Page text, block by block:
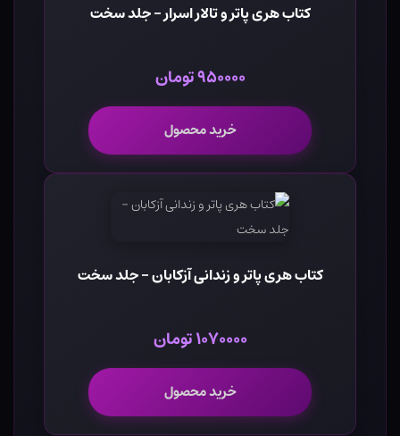
کتاب هری پاتر و تالار اسرار - جلد سخت
۹۵۰۰۰۰ تومان
خرید محصول
کتاب هری پاتر و زندانی آزکابان - جلد سخت
۱۰۷۰۰۰۰ تومان
خرید محصول